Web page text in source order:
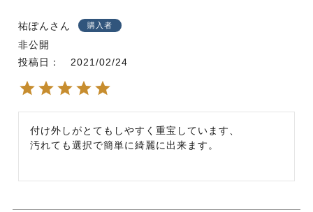
祐ぽん 購入者
非公開
投稿日
2021/02/24
付け外しがとてもしやすく重宝しています、
汚れても選択で簡単に綺麗に出来ます。